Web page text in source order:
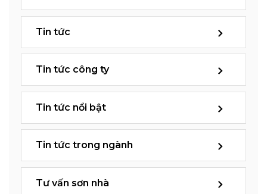
Tin tức
Tin tức công ty
Tin tức nổi bật
Tin tức trong ngành
Tư vấn sơn nhà